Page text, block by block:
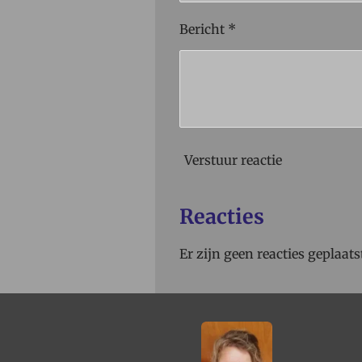
Bericht *
Verstuur reactie
Reacties
Er zijn geen reacties